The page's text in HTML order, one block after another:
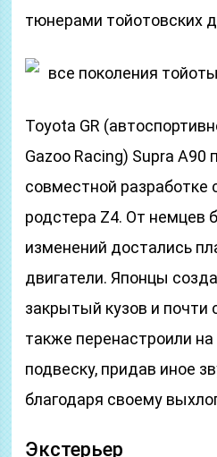
тюнерами тойотовских
все поколения
Toyota GR
Gazoo Racing) Supra А90
совместной разработке
родстера Z4. От немцев
изменений достались
двигатели. Японцы
закрытый кузов и почти
также перенастроили
подвеску, придав иное
благодаря своему
Экстерьер